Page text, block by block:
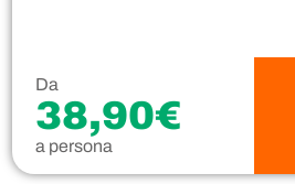
Da
38,90€
a persona